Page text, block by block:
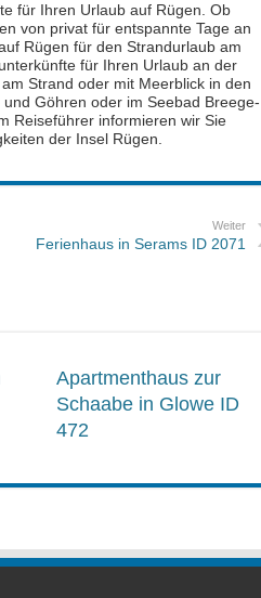
für Ihren Urlaub auf Rügen. Ob
von privat für entspannte Tage an
Rügen für den Strandurlaub am
für Ihren Urlaub an der
Strand oder mit Meerblick in den
Göhren oder im Seebad Breege-
Reiseführer informieren wir Sie
der Insel Rügen.
Weiter
Ferienhaus in Serams ID 2071
Apartmenthaus zur
Schaabe in Glowe ID
472